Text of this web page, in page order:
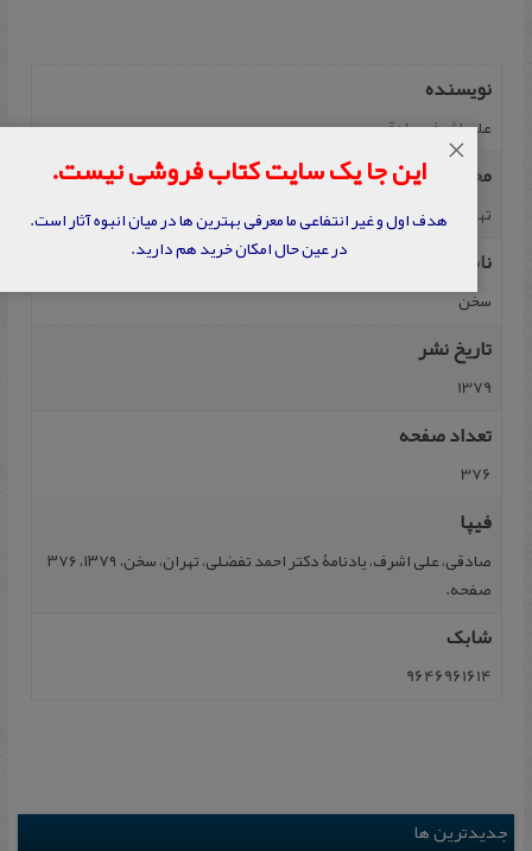
نویسنده
علی اشرف صادقی
محل نشر
تهران
ناشر
سخن
تاریخ نشر
1379
تعداد صفحه
376
فیپا
صادقی، علی اشرف، یادنامۀ دکتر احمد تفضلی، تهران، سخن، ۱۳۷۹، ۳۷۶
صفحه.
شابک
9646961614
جدیدترین ها
این جا یک سایت کتاب فروشی نیست.
هدف اول و غیر انتفاعی ما معرفی بهترین ها در میان انبوه آثار است.
در عین حال امکان خرید هم دارید.
×